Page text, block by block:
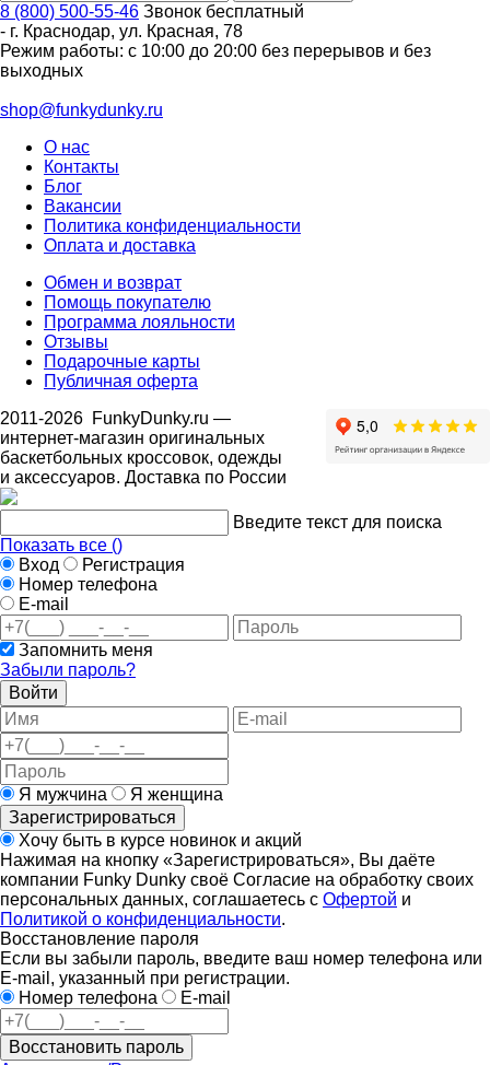
8 (800) 500-55-46 Звонок бесплатный
- г. Краснодар, ул. Красная, 78
Режим работы: с 10:00 до 20:00 без перерывов и без
выходных
shop@funkydunky.ru
О нас
Контакты
Блог
Вакансии
Политика конфиденциальности
Оплата и доставка
Обмен и возврат
Помощь покупателю
Программа лояльности
Отзывы
Подарочные карты
Публичная оферта
2011-2026 FunkyDunky.ru —
интернет-магазин оригинальных
баскетбольных кроссовок, одежды
и аксессуаров. Доставка по России
Введите текст для поиска
Показать все ()
Вход
Регистрация
Номер телефона
E-mail
Запомнить меня
Забыли пароль?
Войти
Я мужчина
Я женщина
Зарегистрироваться
Хочу быть в курсе новинок и акций
Нажимая на кнопку «Зарегистрироваться», Вы даёте
компании Funky Dunky своё Согласие на обработку своих
персональных данных, соглашаетесь с Офертой и
Политикой о конфиденциальности.
Восстановление пароля
Если вы забыли пароль, введите ваш номер телефона или
E-mail, указанный при регистрации.
Номер телефона
E-mail
Восстановить пароль